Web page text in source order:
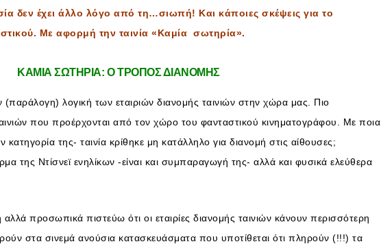
δεν έχει άλλο λόγο από τη…σιωπή! Και κάποιες σκέψεις για το
Με αφορμή την ταινία «Καμία σωτηρία».
ΚΑΜΙΑ ΣΩΤΗΡΙΑ: Ο ΤΡΟΠΟΣ ΔΙΑΝΟΜΗΣ
λογική των εταιριών διανομής ταινιών στην χώρα μας. Πιο
που προέρχονται από τον χώρο του φανταστικού κινηματογράφου. Με ποια
κατηγορία της- ταινία κρίθηκε μη κατάλληλο για διανομή στις αίθουσες;
της Ντίσνεϊ ενηλίκων -είναι και συμπαραγωγή της- αλλά και φυσικά ελεύθερα
αλλά προσωπικά πιστεύω ότι οι εταιρίες διανομής ταινιών κάνουν περισσότερη
στα σινεμά ανούσια κατασκευάσματα που υποτίθεται ότι πληρούν (!!!) τα